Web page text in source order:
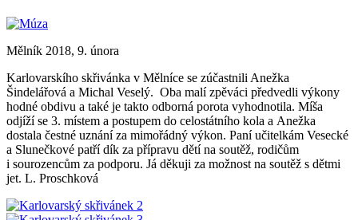
Mělník 2018, 9. února
Karlovarskího skřivánka v Mělníce se zúčastnili Anežka
Šindelářová a Michal Veselý. Oba malí zpěváci předvedli výkony
hodné obdivu a také je takto odborná porota vyhodnotila. Míša
odjíží se 3. místem a postupem do celostátního kola a Anežka
dostala čestné uznání za mimořádný výkon. Paní učitelkám Vesecké
a Slunečkové patří dík za přípravu dětí na soutěž, rodičům
i sourozencům za podporu. Já děkuji za možnost na soutěž s dětmi
jet. L. Proschková